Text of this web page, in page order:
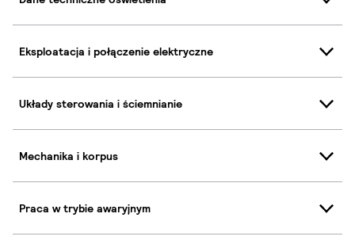
Eksploatacja i połączenie elektryczne
Układy sterowania i ściemnianie
Mechanika i korpus
Praca w trybie awaryjnym